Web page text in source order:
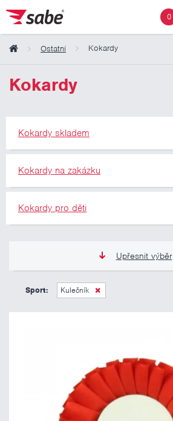
0
Ostatní Kokardy
Kokardy
Kokardy skladem
Kokardy na zakázku
Kokardy pro děti
Upřesnit výběr
45 Kč
Sport: Kulečník
Obsah košíku